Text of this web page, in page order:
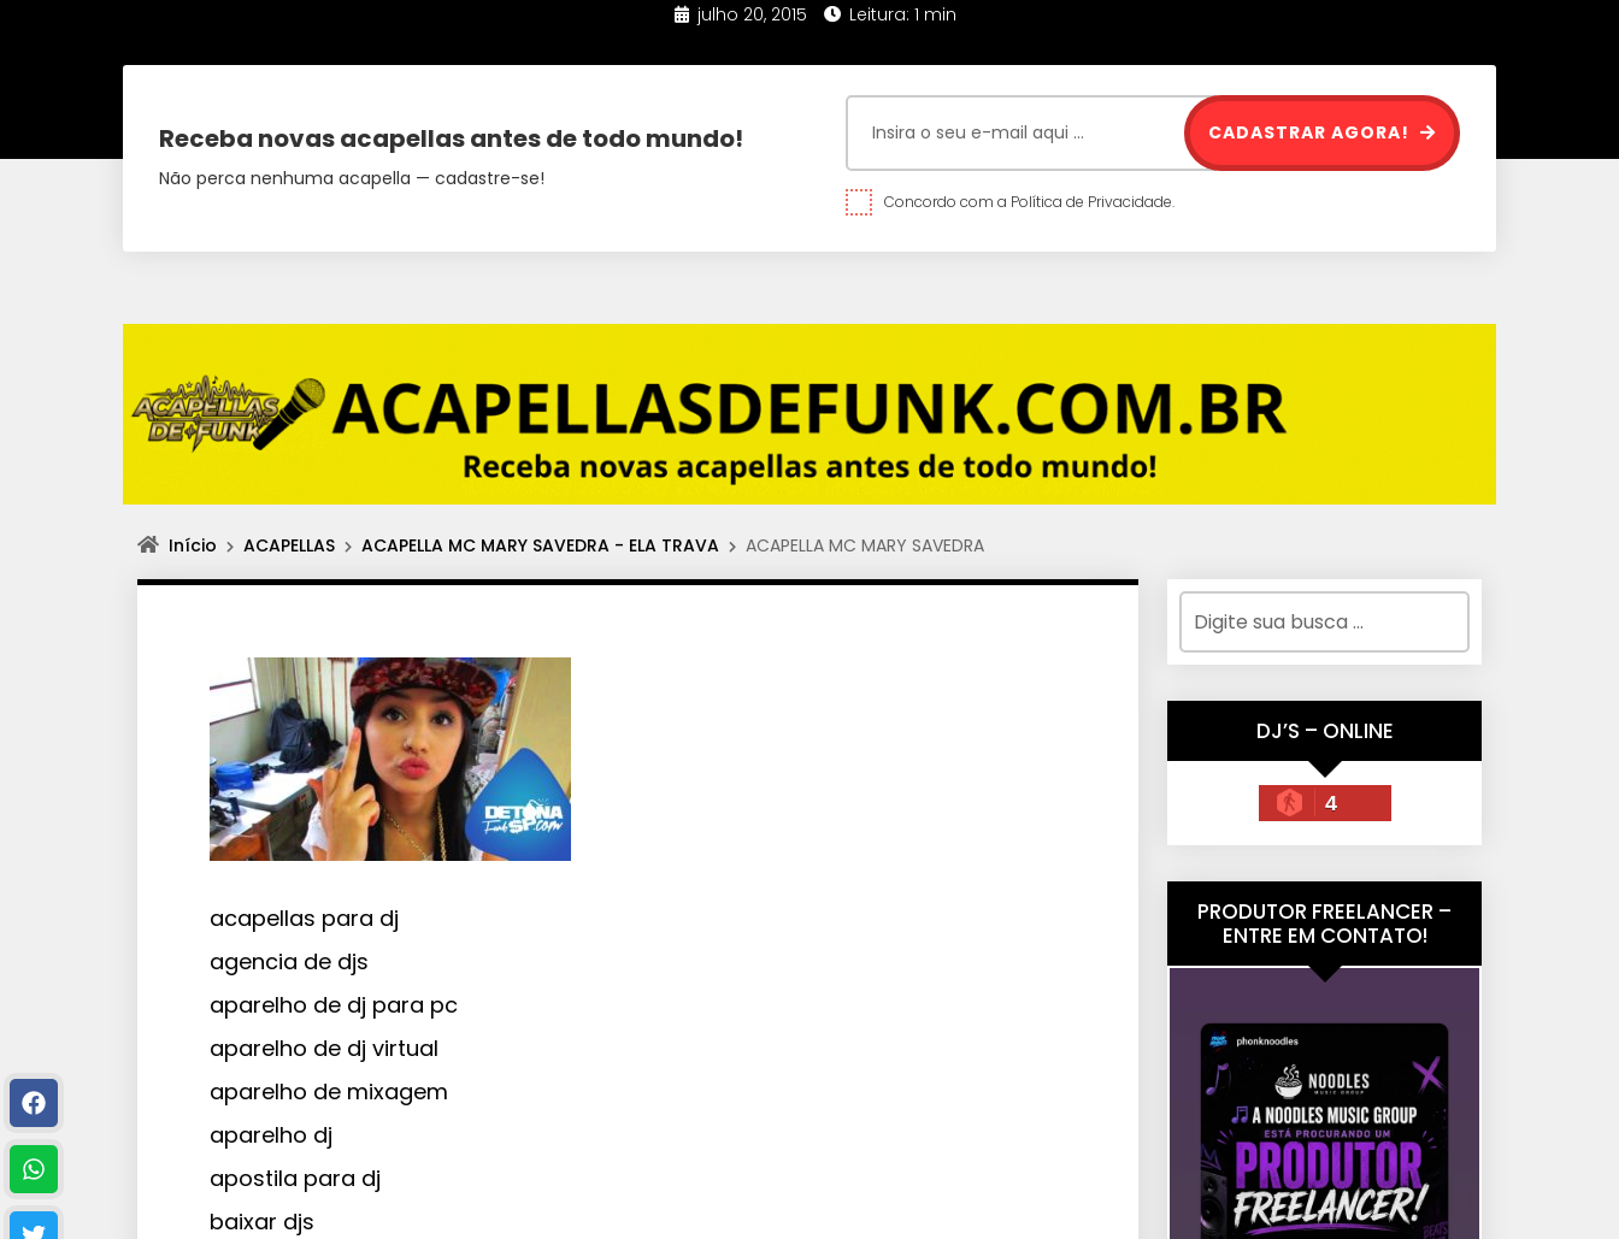
julho 20, 2015 Leitura: 1 min
Receba novas acapellas antes de todo mundo!
Não perca nenhuma acapella — cadastre-se!
Concordo com a Política de Privacidade.
CADASTRAR AGORA!
Início ACAPELLAS ACAPELLA MC MARY SAVEDRA - ELA TRAVA ACAPELLA MC MARY SAVEDRA
acapellas para dj
agencia de djs
aparelho de dj para pc
aparelho de dj virtual
aparelho de mixagem
aparelho dj
apostila para dj
baixar djs
DJ’S – ONLINE
4
PRODUTOR FREELANCER –
ENTRE EM CONTATO!